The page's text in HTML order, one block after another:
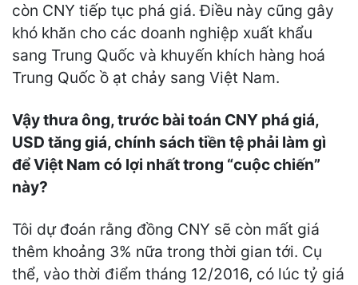
còn CNY tiếp tục phá giá. Điều này cũng gây
khó khăn cho các doanh nghiệp xuất khẩu
sang Trung Quốc và khuyến khích hàng hoá
Trung Quốc ồ ạt chảy sang Việt Nam.
Vậy thưa ông, trước bài toán CNY phá giá,
USD tăng giá, chính sách tiền tệ phải làm gì
để Việt Nam có lợi nhất trong “cuộc chiến”
này?
Tôi dự đoán rằng đồng CNY sẽ còn mất giá
thêm khoảng 3% nữa trong thời gian tới. Cụ
thể, vào thời điểm tháng 12/2016, có lúc tỷ giá